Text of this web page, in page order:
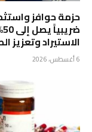
حزمة حوافز
الاستيراد وتعزيز
6 أغسطس، 2026